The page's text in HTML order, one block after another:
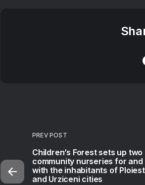
PREV POST
Children’s Forest sets up two
community nurseries for and
with the inhabitants of
and Urziceni cities